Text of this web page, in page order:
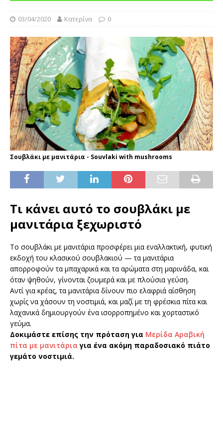
03/04/2020 Κατερίνα 0
Σουβλάκι με μανιτάρια - Souvlaki with mushrooms
Τι κάνει αυτό το σουβλάκι με
μανιτάρια ξεχωριστό
Το σουβλάκι με μανιτάρια προσφέρει μια εναλλακτική, φυτική
εκδοχή του κλασικού σουβλακιού — τα μανιτάρια
απορροφούν τα μπαχαρικά και τα αρώματα στη μαρινάδα, και
όταν ψηθούν, γίνονται ζουμερά και με πλούσια γεύση.
Αντί για κρέας, τα μανιτάρια δίνουν πιο ελαφριά αίσθηση
χωρίς να χάσουν τη νοστιμιά, και μαζί με τη φρέσκια πίτα και
λαχανικά δημιουργούν ένα ισορροπημένο και χορταστικό
γεύμα.
Δοκιμάστε επίσης την πρόταση για Μερίδα Αραβική
πίτα με μανιτάρια για ένα ακόμη παραδοσιακό πιάτο
γεμάτο νοστιμιά.